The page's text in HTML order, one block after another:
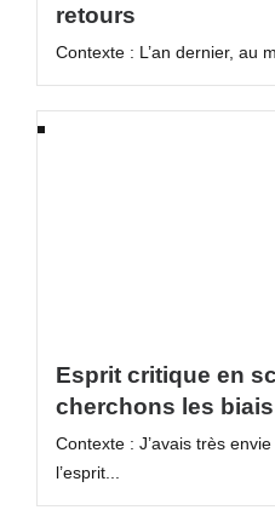
retours
Contexte : L’an dernier, au
Esprit critique en
cherchons les
Contexte : J’avais très
l’esprit...